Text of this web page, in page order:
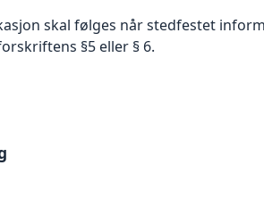
skal følges når stedfestet
§5 eller § 6.